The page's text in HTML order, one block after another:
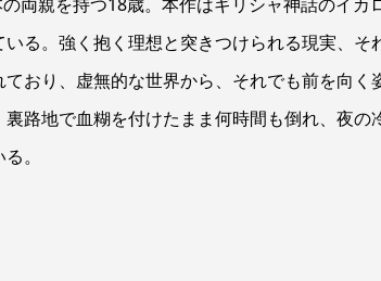
いる。強く抱く理想と突きつけられる現実、
ており、虚無的な世界から、それでも前を向
路地で血糊を付けたまま何時間も倒れ、夜
。